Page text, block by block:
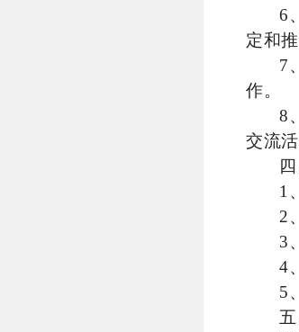
6
定和推
7
作。
8
交流活
1
2
3
4
5